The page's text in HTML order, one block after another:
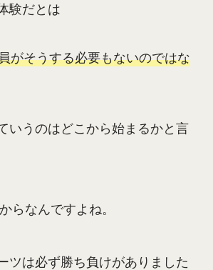
験だとは
がそうする必要もないのではな
いうのはどこから始まるかと言
からなんですよね。
ツは必ず勝ち負けがありました